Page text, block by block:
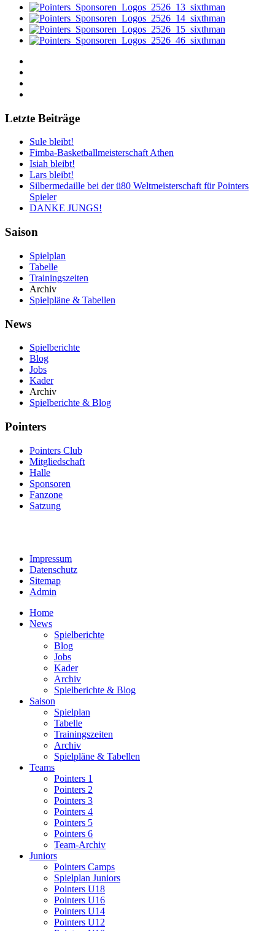
Letzte Beiträge
Sule bleibt!
Fimba-Basketballmeisterschaft Athen
Isiah bleibt!
Lars bleibt!
Silbermedaille bei der ü80 Weltmeisterschaft für Pointers
Spieler
DANKE JUNGS!
Saison
Spielplan
Tabelle
Trainingszeiten
Archiv
Spielpläne & Tabellen
News
Spielberichte
Blog
Jobs
Kader
Archiv
Spielberichte & Blog
Pointers
Pointers Club
Mitgliedschaft
Halle
Sponsoren
Fanzone
Satzung
Impressum
Datenschutz
Sitemap
Admin
Home
News
Spielberichte
Blog
Jobs
Kader
Archiv
Spielberichte & Blog
Saison
Spielplan
Tabelle
Trainingszeiten
Archiv
Spielpläne & Tabellen
Teams
Pointers 1
Pointers 2
Pointers 3
Pointers 4
Pointers 5
Pointers 6
Team-Archiv
Juniors
Pointers Camps
Spielplan Juniors
Pointers U18
Pointers U16
Pointers U14
Pointers U12